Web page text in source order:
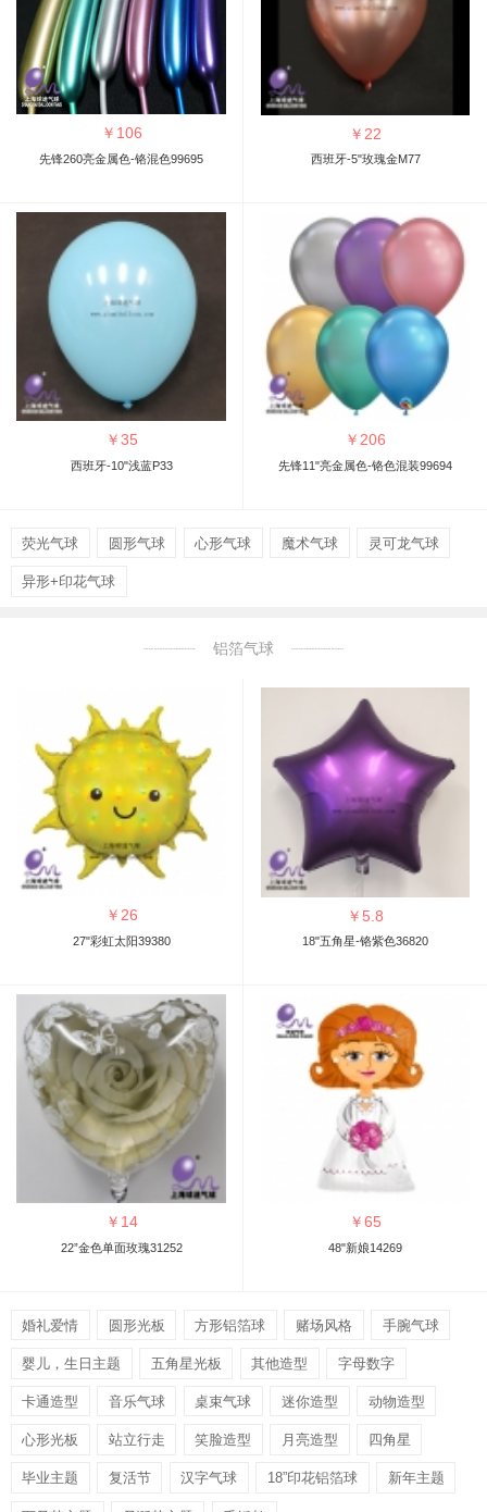
￥ 106
先锋260亮金属色-铬混色99695
￥ 22
西班牙-5"玫瑰金M77
￥35
西班牙-10"浅蓝P33
￥206
先锋11"亮金属色-铬色混装99694
荧光气球 圆形气球 心形气球 魔术气球 灵可龙气球
异形+印花气球
铝箔气球
￥ 26
27"彩虹太阳39380
￥ 5.8
18"五角星-铬紫色36820
￥ 14
22”金色单面玫瑰31252
￥65
48"新娘14269
婚礼爱情 圆形光板 方形铝箔球 赌场风格 手腕气球
婴儿，生日主题 五角星光板 其他造型 字母数字
卡通造型 音乐气球 桌束气球 迷你造型 动物造型
心形光板 站立行走 笑脸造型 月亮造型 四角星
毕业主题 复活节 汉字气球 18”印花铝箔球 新年主题